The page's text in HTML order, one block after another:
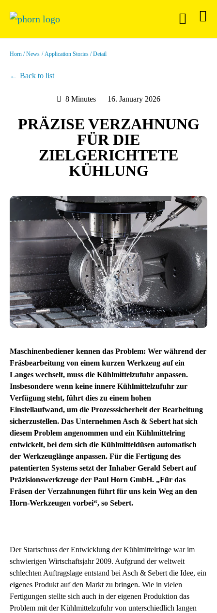
Horn News Application Stories Detail
Back to list
8 Minutes 16. January 2026
PRÄZISE VERZAHNUNG
FÜR DIE
ZIELGERICHTETE
KÜHLUNG
Maschinenbediener kennen das Problem: Wer während der
Fräsbearbeitung von einem kurzen Werkzeug auf ein
Langes wechselt, muss die Kühlmittelzufuhr anpassen.
Insbesondere wenn keine innere Kühlmittelzufuhr zur
Verfügung steht, führt dies zu einem hohen
Einstellaufwand, um die Prozesssicherheit der Bearbeitung
sicherzustellen. Das Unternehmen Asch & Sebert hat sich
diesem Problem angenommen und ein Kühlmittelring
entwickelt, bei dem sich die Kühlmitteldüsen automatisch
der Werkzeuglänge anpassen. Für die Fertigung des
patentierten Systems setzt der Inhaber Gerald Sebert auf
Präzisionswerkzeuge der Paul Horn GmbH. „Für das
Fräsen der Verzahnungen führt für uns kein Weg an den
Horn-Werkzeugen vorbei“, so Sebert.
Der Startschuss der Entwicklung der Kühlmittelringe war im
schwierigen Wirtschaftsjahr 2009. Aufgrund der weltweit
schlechten Auftragslage entstand bei Asch & Sebert die Idee, ein
eigenes Produkt auf den Markt zu bringen. Wie in vielen
Fertigungen stellte sich auch in der eigenen Produktion das
Problem mit der Kühlmittelzufuhr von unterschiedlich langen